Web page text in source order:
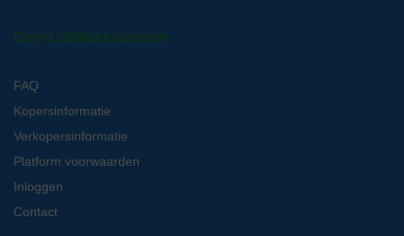
Over LabMakelaar.com
FAQ
Kopersinformatie
Verkopersinformatie
Platform voorwaarden
Inloggen
Contact